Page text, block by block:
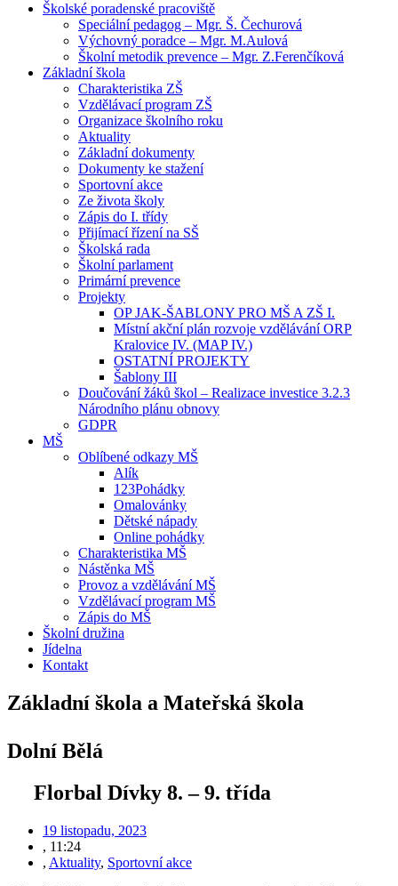
Školské poradenské pracoviště
Speciální pedagog – Mgr. Š. Čechurová
Výchovný poradce – Mgr. M.Aulová
Školní metodik prevence – Mgr. Z.Ferenčíková
Základní škola
Charakteristika ZŠ
Vzdělávací program ZŠ
Organizace školního roku
Aktuality
Základní dokumenty
Dokumenty ke stažení
Sportovní akce
Ze života školy
Zápis do I. třídy
Přijímací řízení na SŠ
Školská rada
Školní parlament
Primární prevence
Projekty
OP JAK-ŠABLONY PRO MŠ A ZŠ I.
Místní akční plán rozvoje vzdělávání ORP
Kralovice IV. (MAP IV.)
OSTATNÍ PROJEKTY
Šablony III
Doučování žáků škol – Realizace investice 3.2.3
Národního plánu obnovy
GDPR
MŠ
Oblíbené odkazy MŠ
Alík
123Pohádky
Omalovánky
Dětské nápady
Online pohádky
Charakteristika MŠ
Nástěnka MŠ
Provoz a vzdělávání MŠ
Vzdělávací program MŠ
Zápis do MŠ
Školní družina
Jídelna
Kontakt
Základní škola a Mateřská škola
Dolní Bělá
Florbal Dívky 8. – 9. třída
19 listopadu, 2023
, 11:24
, Aktuality, Sportovní akce